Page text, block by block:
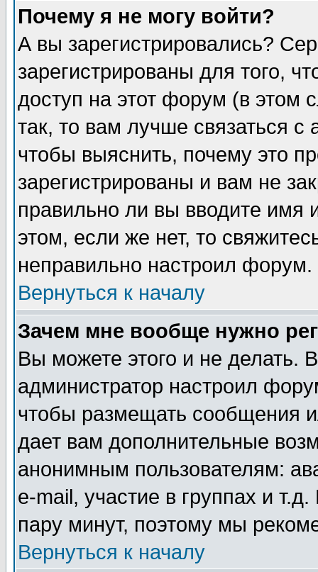
Почему я не могу войти?
А вы зарегистрировались?
зарегистрированы для того,
доступ на этот форум (в этом
так, то вам лучше связаться
чтобы выяснить, почему это
зарегистрированы и вам не
правильно ли вы вводите
этом, если же нет, то
неправильно настроил форум.
Вернуться к началу
Зачем мне вообще нужно
Вы можете этого и не делать.
администратор настроил
чтобы размещать сообщения
дает вам дополнительные
анонимным пользователям:
e-mail, участие в группах и
пару минут, поэтому мы
Вернуться к началу